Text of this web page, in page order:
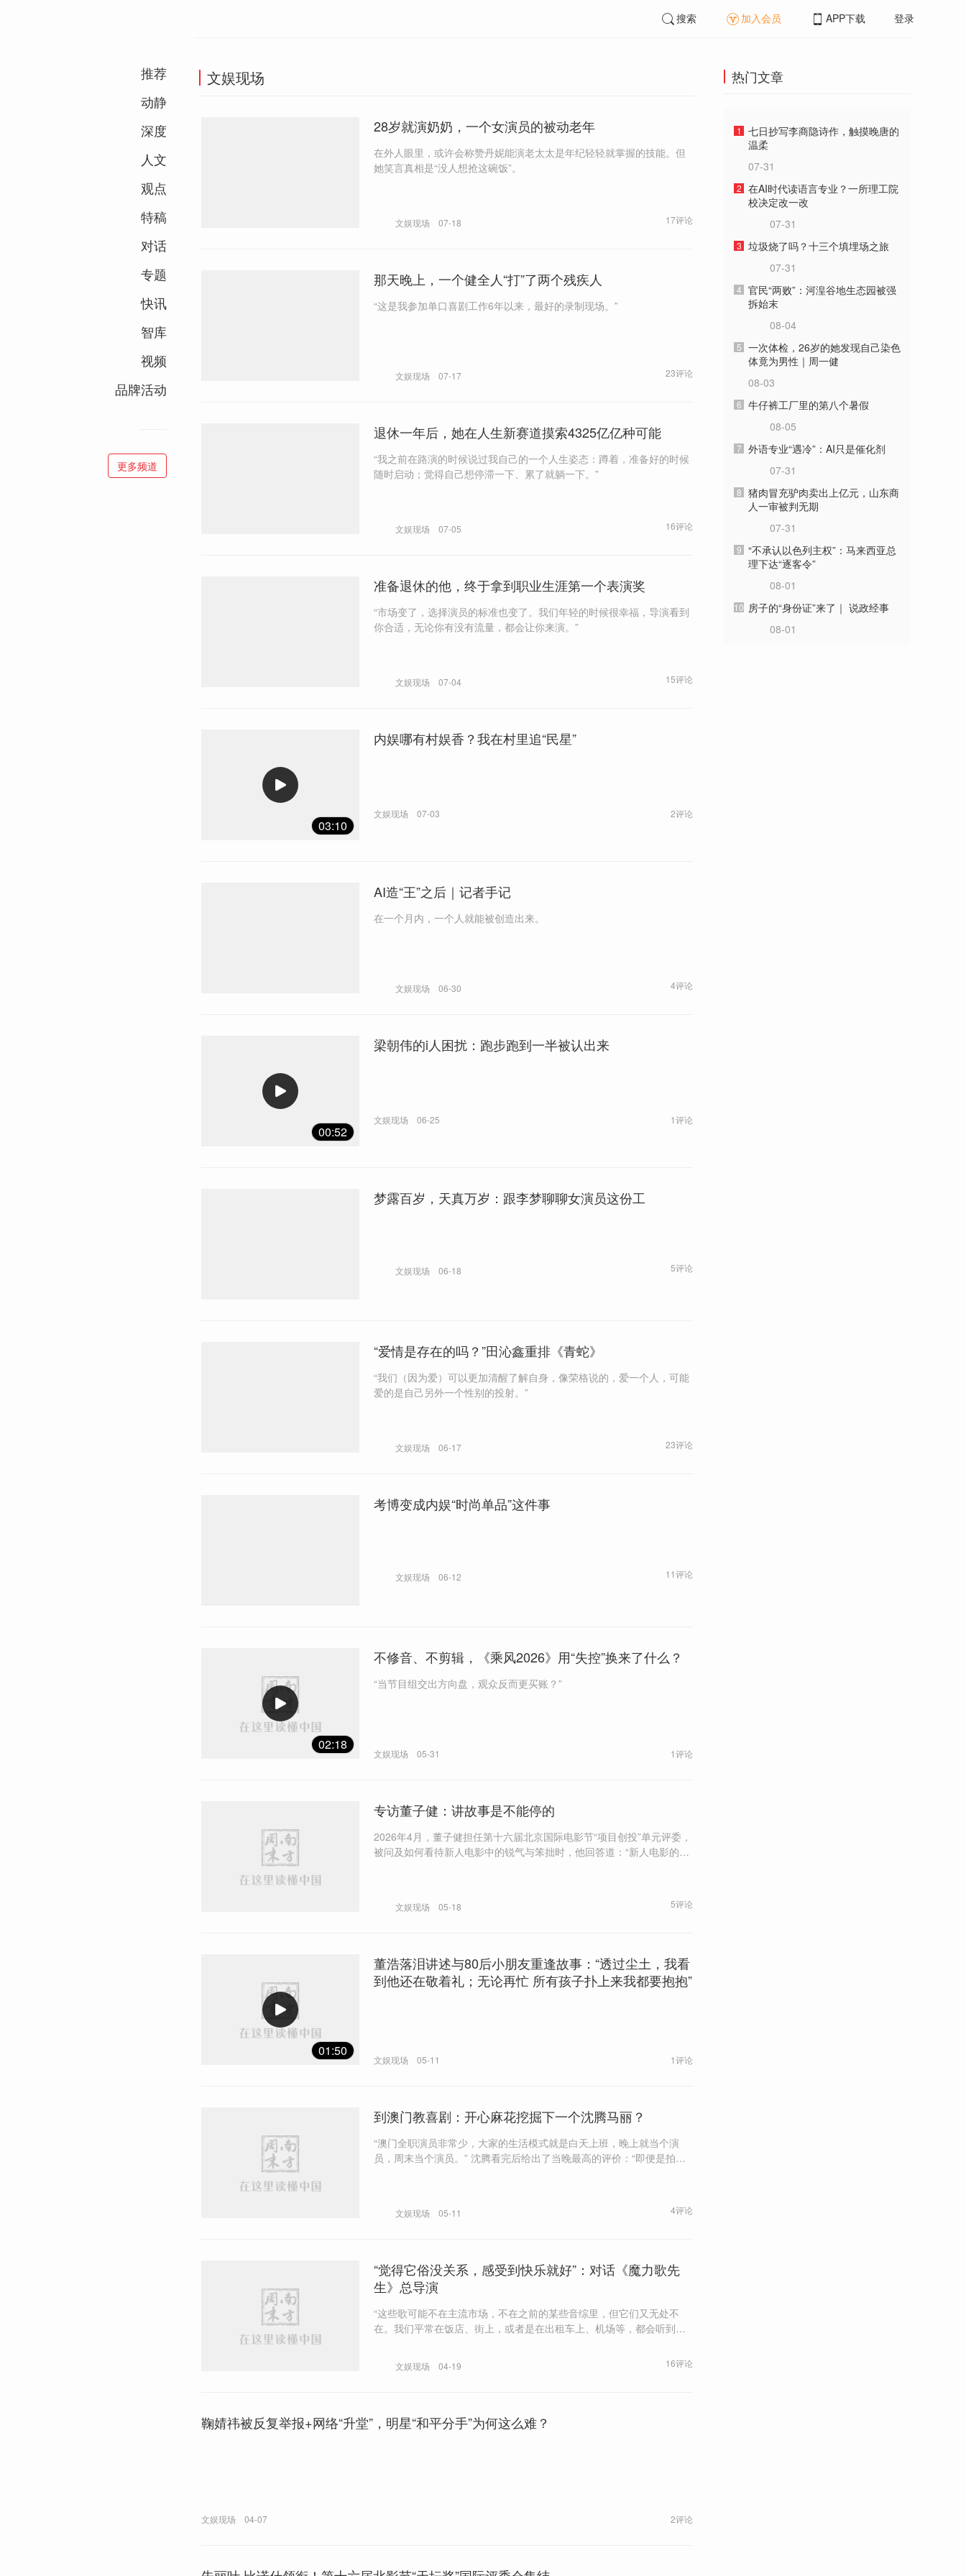
推荐
动静
深度
人文
观点
特稿
对话
专题
快讯
智库
视频
品牌活动
更多频道
搜索 加入会员 APP下载 登录
文娱现场
28岁就演奶奶，一个女演员的被动老年
在外人眼里，或许会称赞丹妮能演老太太是年纪轻轻就掌握的技能。但
她笑言真相是“没人想抢这碗饭”。
文娱现场 07-18 17评论
那天晚上，一个健全人“打”了两个残疾人
“这是我参加单口喜剧工作6年以来，最好的录制现场。”
文娱现场 07-17 23评论
退休一年后，她在人生新赛道摸索4325亿亿种可能
“我之前在路演的时候说过我自己的一个人生姿态：蹲着，准备好的时候
随时启动；觉得自己想停滞一下、累了就躺一下。”
文娱现场 07-05 16评论
准备退休的他，终于拿到职业生涯第一个表演奖
“市场变了，选择演员的标准也变了。我们年轻的时候很幸福，导演看到
你合适，无论你有没有流量，都会让你来演。”
文娱现场 07-04 15评论
03:10
内娱哪有村娱香？我在村里追“民星”
文娱现场 07-03 2评论
AI造“王”之后｜记者手记
在一个月内，一个人就能被创造出来。
文娱现场 06-30 4评论
00:52
梁朝伟的i人困扰：跑步跑到一半被认出来
文娱现场 06-25 1评论
梦露百岁，天真万岁：跟李梦聊聊女演员这份工
文娱现场 06-18 5评论
“爱情是存在的吗？”田沁鑫重排《青蛇》
“我们（因为爱）可以更加清醒了解自身，像荣格说的，爱一个人，可能
爱的是自己另外一个性别的投射。”
文娱现场 06-17 23评论
考博变成内娱“时尚单品”这件事
文娱现场 06-12 11评论
02:18
不修音、不剪辑，《乘风2026》用“失控”换来了什么？
“当节目组交出方向盘，观众反而更买账？”
文娱现场 05-31 1评论
专访董子健：讲故事是不能停的
2026年4月，董子健担任第十六届北京国际电影节“项目创投”单元评委，
被问及如何看待新人电影中的锐气与笨拙时，他回答道：“新人电影的很
文娱现场 05-18 5评论
01:50
董浩落泪讲述与80后小朋友重逢故事：“透过尘土，我看
到他还在敬着礼；无论再忙 所有孩子扑上来我都要抱抱”
文娱现场 05-11 1评论
到澳门教喜剧：开心麻花挖掘下一个沈腾马丽？
“澳门全职演员非常少，大家的生活模式就是白天上班，晚上就当个演
员，周末当个演员。” 沈腾看完后给出了当晚最高的评价：“即便是拍一
文娱现场 05-11 4评论
“觉得它俗没关系，感受到快乐就好”：对话《魔力歌先
生》总导演
“这些歌可能不在主流市场，不在之前的某些音综里，但它们又无处不
在。我们平常在饭店、街上，或者是在出租车上、机场等，都会听到这
女’‘快男’的时候，那是全家一起在追，全国都在聊的全民音综时代。”
文娱现场 04-19 16评论
鞠婧祎被反复举报+网络“升堂”，明星“和平分手”为何这么难？
文娱现场 04-07 2评论
热门文章
1
七日抄写李商隐诗作，触摸晚唐的
温柔
07-31
2 在AI时代读语言专业？一所理工院
校决定改一改
07-31
3 垃圾烧了吗？十三个填埋场之旅
07-31
4 官民“两败”：河湟谷地生态园被强
拆始末
08-04
5 一次体检，26岁的她发现自己染色
体竟为男性｜周一健
08-03
6 牛仔裤工厂里的第八个暑假
08-05
7 外语专业“遇冷”：AI只是催化剂
07-31
8 猪肉冒充驴肉卖出上亿元，山东商
人一审被判无期
07-31
9 “不承认以色列主权”：马来西亚总
理下达“逐客令”
08-01
10 房子的“身份证”来了｜ 说政经事
08-01